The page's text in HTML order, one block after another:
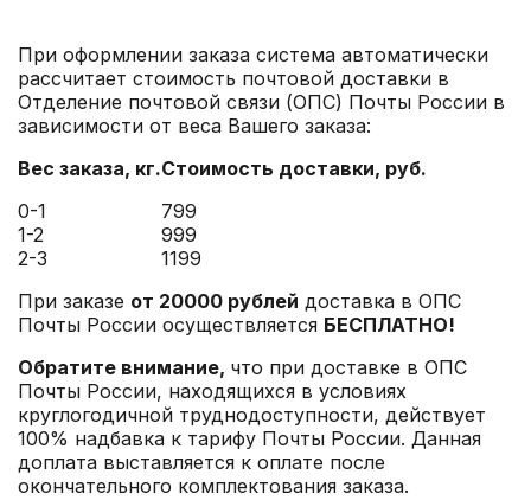
При оформлении заказа система автоматически
рассчитает стоимость почтовой доставки в
Отделение почтовой связи (ОПС) Почты России в
зависимости от веса Вашего заказа:
Вес заказа, кг.Стоимость доставки, руб.
0-1
799
1-2
999
2-3
1199
При заказе от 20000 рублей доставка в ОПС
Почты России осуществляется БЕСПЛАТНО!
Обратите внимание, что при доставке в ОПС
Почты России, находящихся в условиях
круглогодичной труднодоступности, действует
100% надбавка к тарифу Почты России. Данная
доплата выставляется к оплате после
окончательного комплектования заказа.